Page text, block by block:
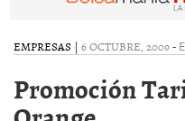
EMPRESAS | 6 OCTUBRE, 2009-
Promoción